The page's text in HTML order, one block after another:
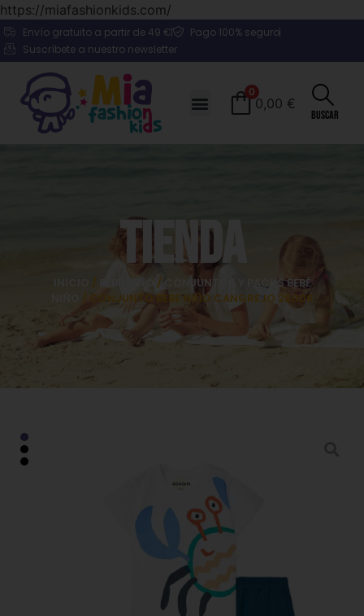
https://miafashionkids.com/
Envío gratuito a partir de 49 €
Pago 100% seguro
Suscríbete a nuestro newsletter
0
0,00 €
Buscar
Tienda
/ /
CONJUNTOS Y PACKS BEBÉ
/ CONJUNTO BEBE NIÑO CANGREJO 25006